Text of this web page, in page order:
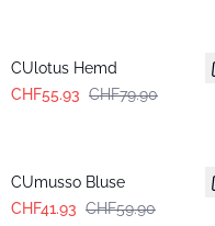
CUlotus Hemd
CHF55.93 CHF79.90
CUmusso Bluse
CHF41.93 CHF59.90